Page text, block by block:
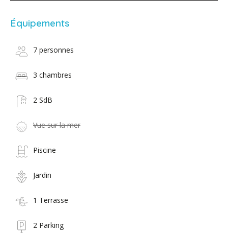
Équipements
7 personnes
3 chambres
2 SdB
Vue sur la mer
Piscine
Jardin
1 Terrasse
2 Parking